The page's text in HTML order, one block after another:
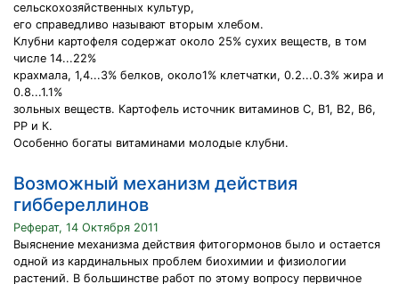
сельскохозяйственных культур,
его справедливо называют вторым хлебом.
Клубни картофеля содержат около 25% сухих веществ, в том
числе 14...22%
крахмала, 1,4...3% белков, около1% клетчатки, 0.2...0.3% жира и
0.8...1.1%
зольных веществ. Картофель источник витаминов C, B1, B2, B6,
РР и К.
Особенно богаты витаминами молодые клубни.
Возможный механизм действия
гиббереллинов
Реферат, 14 Октября 2011
Выяснение механизма действия фитогормонов было и остается
одной из кардинальных проблем биохимии и физиологии
растений. В большинстве работ по этому вопросу первичное